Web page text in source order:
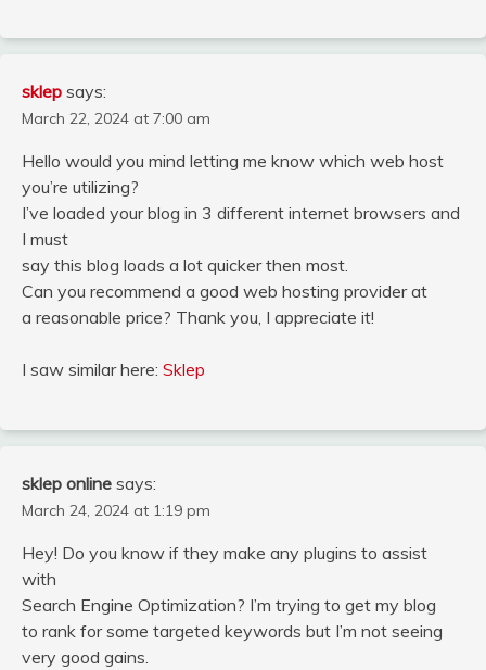
sklep says:
March 22, 2024 at 7:00 am
Hello would you mind letting me know which web host
you’re utilizing?
I’ve loaded your blog in 3 different internet browsers and
I must
say this blog loads a lot quicker then most.
Can you recommend a good web hosting provider at
a reasonable price? Thank you, I appreciate it!
I saw similar here: Sklep
sklep online says:
March 24, 2024 at 1:19 pm
Hey! Do you know if they make any plugins to assist
with
Search Engine Optimization? I’m trying to get my blog
to rank for some targeted keywords but I’m not seeing
very good gains.